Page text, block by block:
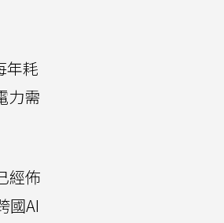
年耗
力需
經佈
國AI